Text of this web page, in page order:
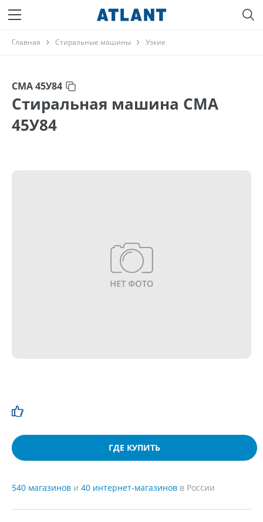
Главная Стиральные машины Узкие
СМА 45У84
Стиральная машина СМА
45У84
ГДЕ КУПИТЬ
540 магазинов и 40 интернет-магазинов в России